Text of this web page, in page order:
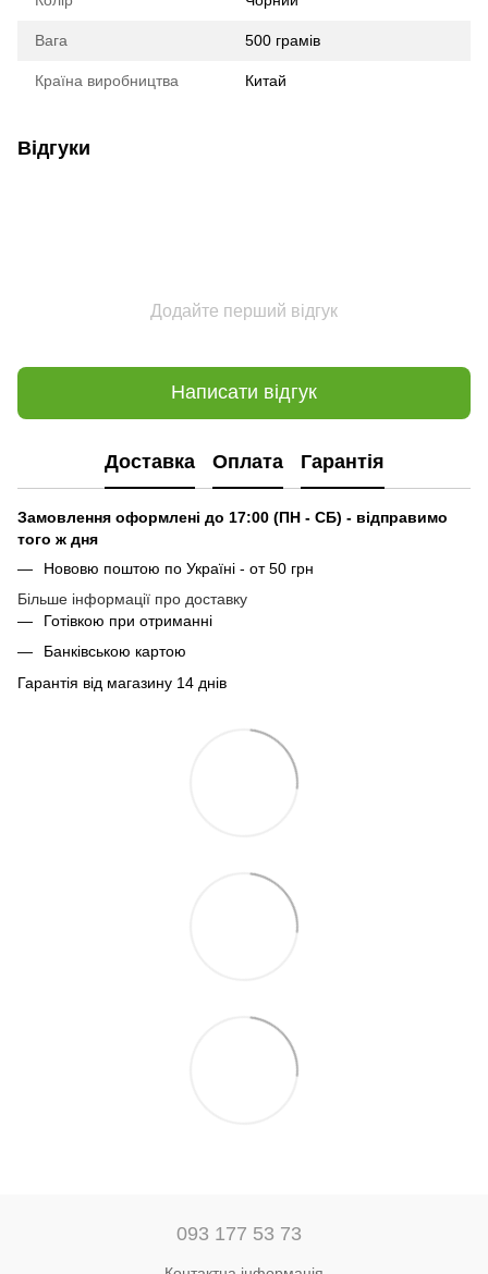
Вага 500 грамів
Країна виробництва Китай
Відгуки
Додайте перший відгук
Написати відгук
Доставка Оплата Гарантія
Замовлення оформлені до 17:00 (ПН - СБ) - відправимо
того ж дня
Нововю поштою по Україні - от 50 грн
Більше інформації про доставку
Готівкою при отриманні
Банківською картою
Гарантія від магазину 14 днів
093 177 53 73